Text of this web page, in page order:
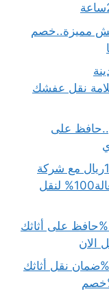
مميزة..خصم
نقل عفشك
على
دينا نقل عفش غرب الرياض خصم150ريال مع شركة
نقل عفش في غرب الرياض..حلولًا فعالة100% لنقل
شركة نقل وتخزين أثاث بالرياض بـ20%حافظ على أثاثك
نقل عفش من الرياض الى جدة..100%ضمان نقل أثاثك